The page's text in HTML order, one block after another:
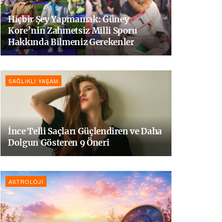
Hiçbir Şey Yapmamak: Güney
Kore’nin Zahmetsiz Milli Sporu
Hakkında Bilmeniz Gerekenler
SAĞLIKLI YAŞAM
İnce Telli Saçları Güçlendiren ve Daha
Dolgun Gösteren 9 Öneri
ASTROLOJI